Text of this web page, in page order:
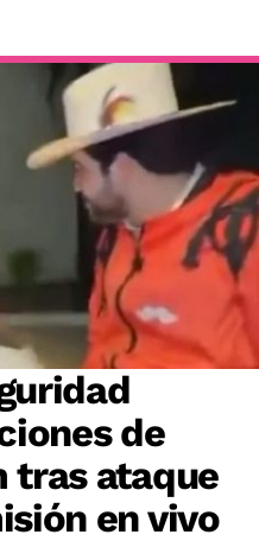
de
tras ataque
en vivo